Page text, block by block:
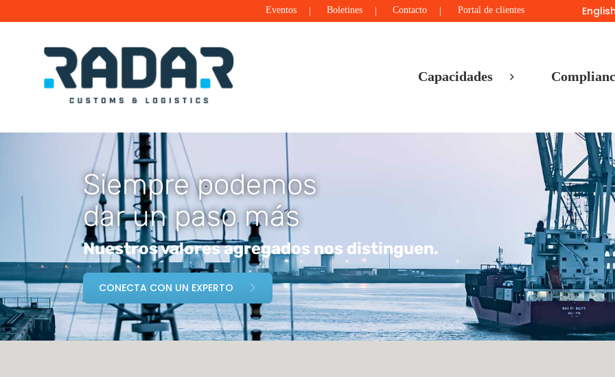
Eventos Boletines Contacto Portal de clientes
Capacidades
Siempre podemos
dar un paso más
Nuestros valores agregados nos distinguen.
CONECTA CON UN EXPERTO